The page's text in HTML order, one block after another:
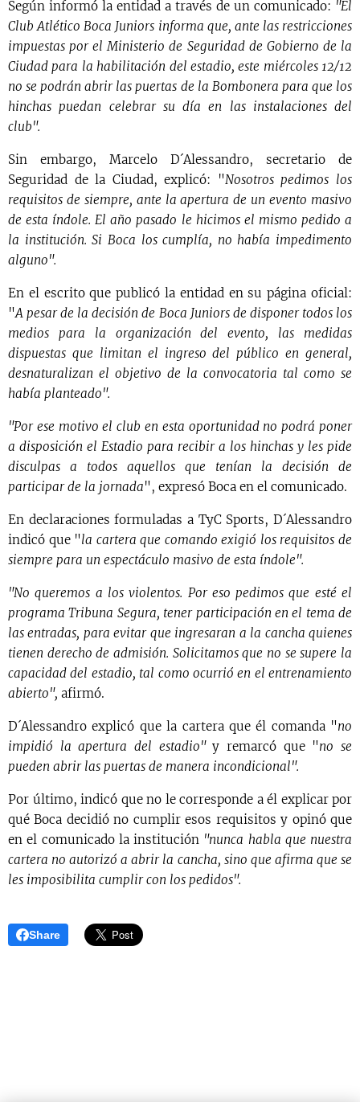
Según informó la entidad a través de un comunicado: "El
Club Atlético Boca Juniors informa que, ante las restricciones
impuestas por el Ministerio de Seguridad de Gobierno de la
Ciudad para la habilitación del estadio, este miércoles 12/12
no se podrán abrir las puertas de la Bombonera para que los
hinchas puedan celebrar su día en las instalaciones del
club".
Sin embargo, Marcelo D´Alessandro, secretario de
Seguridad de la Ciudad, explicó: "Nosotros pedimos los
requisitos de siempre, ante la apertura de un evento masivo
de esta índole. El año pasado le hicimos el mismo pedido a
la institución. Si Boca los cumplía, no había impedimento
alguno".
En el escrito que publicó la entidad en su página oficial:
"A pesar de la decisión de Boca Juniors de disponer todos los
medios para la organización del evento, las medidas
dispuestas que limitan el ingreso del público en general,
desnaturalizan el objetivo de la convocatoria tal como se
había planteado".
"Por ese motivo el club en esta oportunidad no podrá poner
a disposición el Estadio para recibir a los hinchas y les pide
disculpas a todos aquellos que tenían la decisión de
participar de la jornada", expresó Boca en el comunicado.
En declaraciones formuladas a TyC Sports, D´Alessandro
indicó que "la cartera que comando exigió los requisitos de
siempre para un espectáculo masivo de esta índole".
"No queremos a los violentos. Por eso pedimos que esté el
programa Tribuna Segura, tener participación en el tema de
las entradas, para evitar que ingresaran a la cancha quienes
tienen derecho de admisión. Solicitamos que no se supere la
capacidad del estadio, tal como ocurrió en el entrenamiento
abierto", afirmó.
D´Alessandro explicó que la cartera que él comanda "no
impidió la apertura del estadio"y remarcó que "no se
pueden abrir las puertas de manera incondicional".
Por último, indicó que no le corresponde a él explicar por
qué Boca decidió no cumplir esos requisitos y opinó que
en el comunicado la institución "nunca habla que nuestra
cartera no autorizó a abrir la cancha, sino que afirma que se
les imposibilita cumplir con los pedidos".
Share